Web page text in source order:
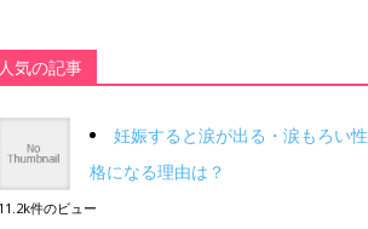
人気の記事
妊娠すると涙が出る・涙もろい性
格になる理由は？
11.2k件のビュー